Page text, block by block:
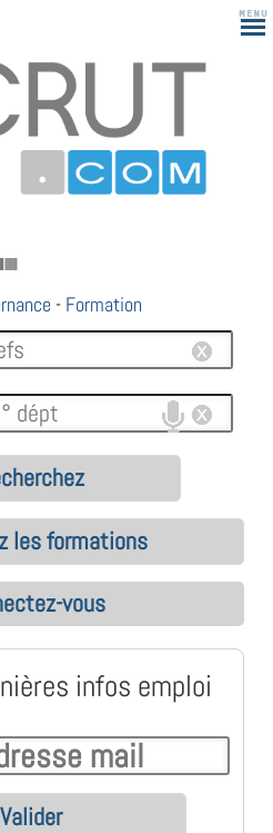
- Formation
les formations
vous
infos emploi
Valider